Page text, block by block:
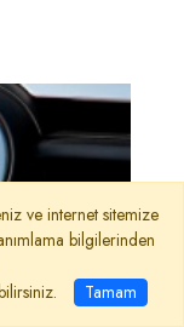
ve internet sitemize
bilgilerinden
Tamam